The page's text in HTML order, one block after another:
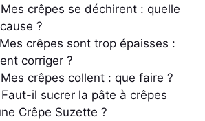
Mes crêpes se déchirent : quelle
?
Mes crêpes sont trop épaisses :
corriger ?
Mes crêpes collent : que faire ?
Faut-il sucrer la pâte à crêpes
Crêpe Suzette ?